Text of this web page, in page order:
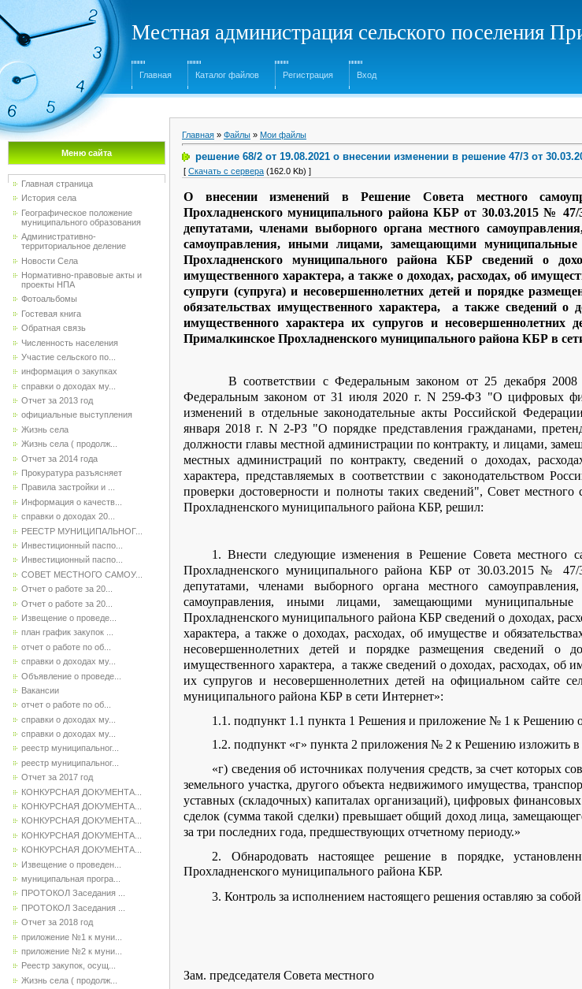
Местная администрация сельского поселения
Главная Каталог файлов Регистрация Вход
Меню сайта
Главная страница
История села
Географическое положение
муниципального образования
Административно-
территориальное деление
Новости Села
Нормативно-правовые акты и
проекты НПА
Фотоальбомы
Гостевая книга
Обратная связь
Численность населения
Участие сельского по...
информация о закупках
справки о доходах му...
Отчет за 2013 год
официальные выступления
Жизнь села
Жизнь села ( продолж...
Отчет за 2014 года
Прокуратура разъясняет
Правила застройки и ...
Информация о качеств...
справки о доходах 20...
РЕЕСТР МУНИЦИПАЛЬНОГ...
Инвестиционный паспо...
Инвестиционный паспо...
СОВЕТ МЕСТНОГО САМОУ...
Отчет о работе за 20...
Отчет о работе за 20...
Извещение о проведе...
план график закупок ...
отчет о работе по об...
справки о доходах му...
Объявление о проведе...
Вакансии
отчет о работе по об...
справки о доходах му...
справки о доходах му...
реестр муниципальног...
реестр муниципальног...
Отчет за 2017 год
КОНКУРСНАЯ ДОКУМЕНТА...
КОНКУРСНАЯ ДОКУМЕНТА...
КОНКУРСНАЯ ДОКУМЕНТА...
КОНКУРСНАЯ ДОКУМЕНТА...
КОНКУРСНАЯ ДОКУМЕНТА...
Извещение о проведен...
муниципальная програ...
ПРОТОКОЛ Заседания ...
ПРОТОКОЛ Заседания ...
Отчет за 2018 год
приложение №1 к муни...
приложение №2 к муни...
Реестр закупок, осущ...
Жизнь села ( продолж...
Главная » Файлы » Мои файлы
решение 68/2 от 19.08.2021 о внесении изменении в решение 47/3 от
[ Скачать с сервера (162.0 Kb) ]
О внесении изменений в Решение Совета местного
Прохладненского муниципального района КБР от 30.03.2015 №
депутатами, членами выборного органа местного
самоуправления, иными лицами, замещающими муниципальные
Прохладненского муниципального района КБР сведений о
имущественного характера, а также о доходах, расходах, об
супруги (супруга) и несовершеннолетних детей и порядке
обязательствах имущественного характера, а также сведений о
имущественного характера их супругов и несовершеннолетних
Прималкинское Прохладненского муниципального района КБР в
В соответствии с Федеральным законом от 25 декабря
Федеральным законом от 31 июля 2020 г. N 259-ФЗ "О цифровых
изменений в отдельные законодательные акты Российской
января 2018 г. N 2-РЗ "О порядке представления гражданами,
должности главы местной администрации по контракту, и лицами,
местных администраций по контракту, сведений о доходах,
характера, представляемых в соответствии с законодательством
проверки достоверности и полноты таких сведений", Совет местного
Прохладненского муниципального района КБР, решил:
1. Внести следующие изменения в Решение Совета местного
Прохладненского муниципального района КБР от 30.03.2015 №
депутатами, членами выборного органа местного
самоуправления, иными лицами, замещающими муниципальные
Прохладненского муниципального района КБР сведений о доходах,
характера, а также о доходах, расходах, об имуществе и
несовершеннолетних детей и порядке размещения сведений о
имущественного характера, а также сведений о доходах, расходах, об
их супругов и несовершеннолетних детей на официальном сайте
муниципального района КБР в сети Интернет»:
1.1. подпункт 1.1 пункта 1 Решения и приложение № 1 к Решению
1.2. подпункт «г» пункта 2 приложения № 2 к Решению изложить
«г) сведения об источниках получения средств, за счет которых
земельного участка, другого объекта недвижимого имущества,
уставных (складочных) капиталах организаций), цифровых
сделок (сумма такой сделки) превышает общий доход лица,
за три последних года, предшествующих отчетному периоду.»
2. Обнародовать настоящее решение в порядке,
Прохладненского муниципального района КБР.
3. Контроль за исполнением настоящего решения оставляю за
Зам. председателя Совета местного